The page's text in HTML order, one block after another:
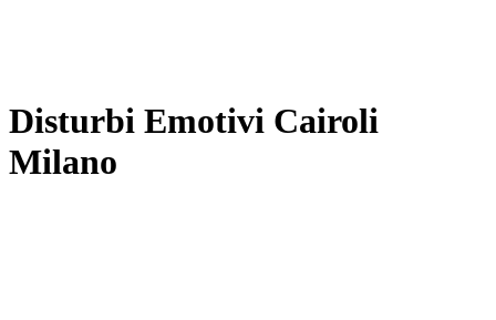
Disturbi Emotivi Cairoli
Milano